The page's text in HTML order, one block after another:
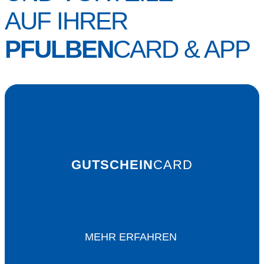
AUF IHRER
PFULBENCARD & APP
GUTSCHEINCARD
MEHR ERFAHREN
In der Funktion als Gutschein kann die PfulbenCARD
jeden Anlass.